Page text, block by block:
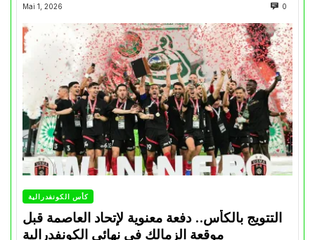
Mai 1, 2026 0
كأس الكونفدرالية
التتويج بالكأس.. دفعة معنوية لإتحاد العاصمة قبل
موقعة الزمالك في نهائي الكونفدرالية